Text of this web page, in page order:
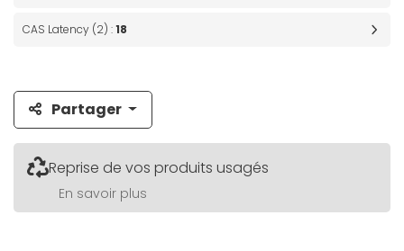
CAS Latency (2) :18
Partager
Reprise de vos produits usagés
En savoir plus